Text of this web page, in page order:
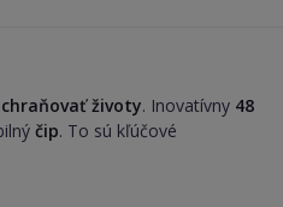
životy. Inovatívny 48
čip. To sú kľúčové